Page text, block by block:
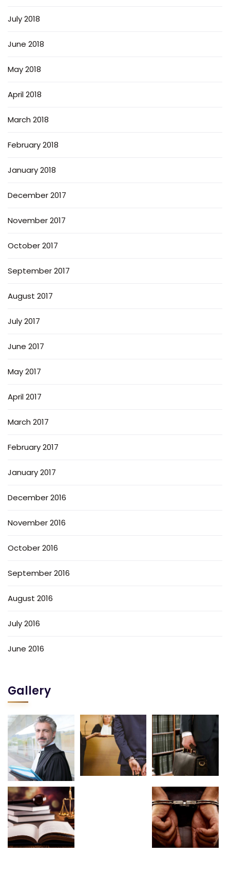
July 2018
June 2018
May 2018
April 2018
March 2018
February 2018
January 2018
December 2017
November 2017
October 2017
September 2017
August 2017
July 2017
June 2017
May 2017
April 2017
March 2017
February 2017
January 2017
December 2016
November 2016
October 2016
September 2016
August 2016
July 2016
June 2016
Gallery